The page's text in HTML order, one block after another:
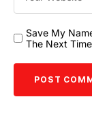
Save My
The Next